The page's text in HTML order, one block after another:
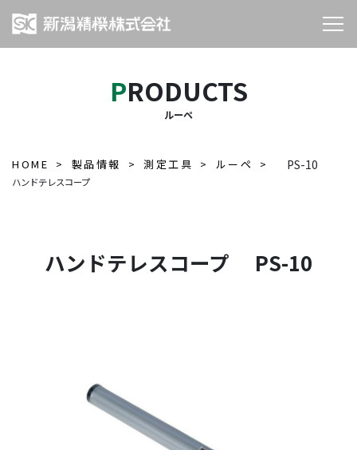
PRODUCTS
ルーペ
HOME 製品情報 測定工具 ルーペ
ハンドテレスコープ
PS-10
ハンドテレスコープ PS-10